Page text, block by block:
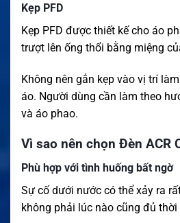
Kẹp PFD
Kẹp PFD được thiết kế cho áo
trượt lên ống thổi bằng miệng
Không nên gắn kẹp vào vị trí
áo. Người dùng cần làm theo
và áo phao.
Vì sao nên chọn Đèn ACR
Phù hợp với tình huống bất ngờ
Sự cố dưới nước có thể xảy ra
không phải lúc nào cũng đủ